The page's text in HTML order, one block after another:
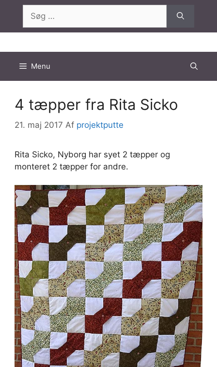
indhold
efter:
Menu
4 tæpper fra Rita Sicko
21. maj 2017 Af projektputte
Rita Sicko, Nyborg har syet 2 tæpper og
monteret 2 tæpper for andre.